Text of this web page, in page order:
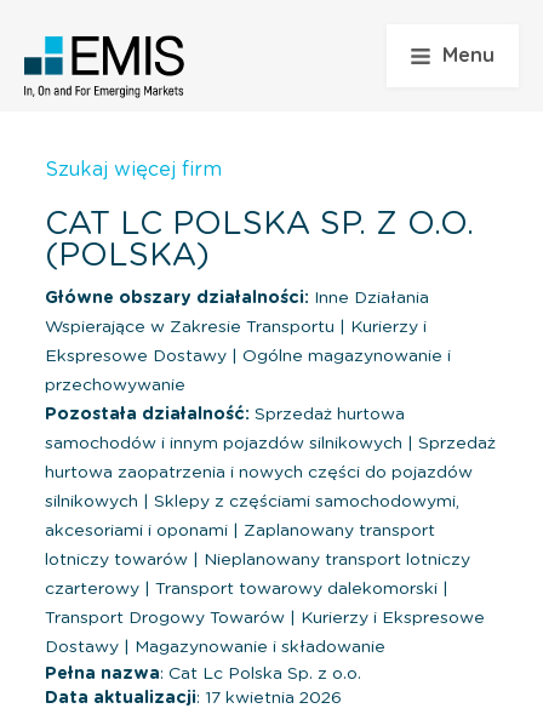
Menu
Szukaj więcej firm
CAT LC POLSKA SP. Z O.O.
(POLSKA)
Główne obszary działalności: Inne Działania
Wspierające w Zakresie Transportu
Kurierzy i
Ekspresowe Dostawy
Ogólne magazynowanie i
przechowywanie
Pozostała działalność: Sprzedaż hurtowa
samochodów i innym pojazdów silnikowych
Sprzedaż
hurtowa zaopatrzenia i nowych części do pojazdów
silnikowych
Sklepy z częściami samochodowymi,
akcesoriami i oponami
Zaplanowany transport
lotniczy towarów
Nieplanowany transport lotniczy
czarterowy
Transport towarowy dalekomorski
Transport Drogowy Towarów
Kurierzy i Ekspresowe
Dostawy
Magazynowanie i składowanie
Pełna nazwa: Cat Lc Polska Sp. z o.o.
Data aktualizacji: 17 kwietnia 2026